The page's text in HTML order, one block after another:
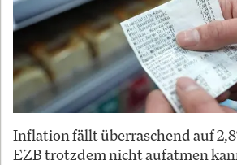
Inflation fällt überraschend auf
EZB trotzdem nicht aufatmen